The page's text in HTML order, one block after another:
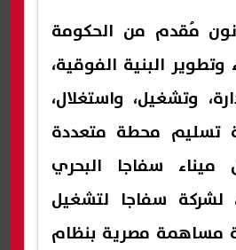
مُقدم من الحكومة
وتطوير البنية الفوقية،
وتشغيل، واستغلال،
تسليم محطة متعددة
ميناء سفاجا البحري
لشركة سفاجا لتشغيل
مساهمة مصرية بنظام